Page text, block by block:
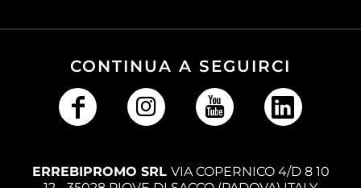
CONTINUA A SEGUIRCI
ERREBIPROMO SRL VIA COPERNICO 4/D 8 10